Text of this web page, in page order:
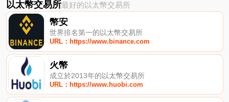
以太幣交易所最好的以太幣交易所
幣安
世界排名第一的以太幣交易所
URL：https://www.binance.com
火幣
成立於2013年的以太幣交易所
URL：https://www.huobi.com